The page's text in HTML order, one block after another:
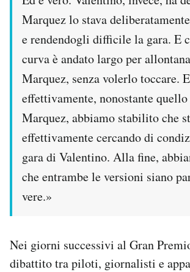
Marquez lo stava
e rendendogli difficile la gara. E
curva è andato largo per
Marquez, senza volerlo toccare.
effettivamente, nonostante
Marquez, abbiamo stabilito che
effettivamente cercando di
gara di Valentino. Alla fine,
che entrambe le versioni siano
vere.»
Nei giorni successivi al Gran
dibattito tra piloti, giornalisti e